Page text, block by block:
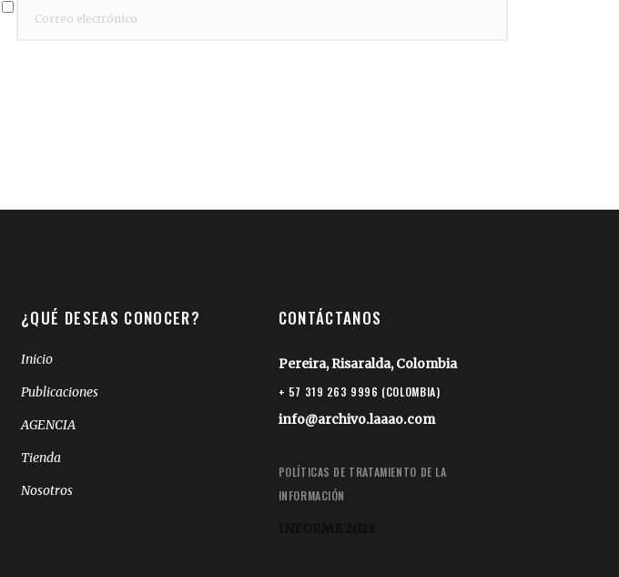
¿QUÉ DESEAS CONOCER?
Inicio
Publicaciones
AGENCIA
Tienda
Nosotros
CONTÁCTANOS
Pereira, Risaralda, Colombia
+ 57 319 263 9996 (COLOMBIA)
info@archivo.laaao.com
POLÍTICAS DE TRATAMIENTO DE LA
INFORMACIÓN